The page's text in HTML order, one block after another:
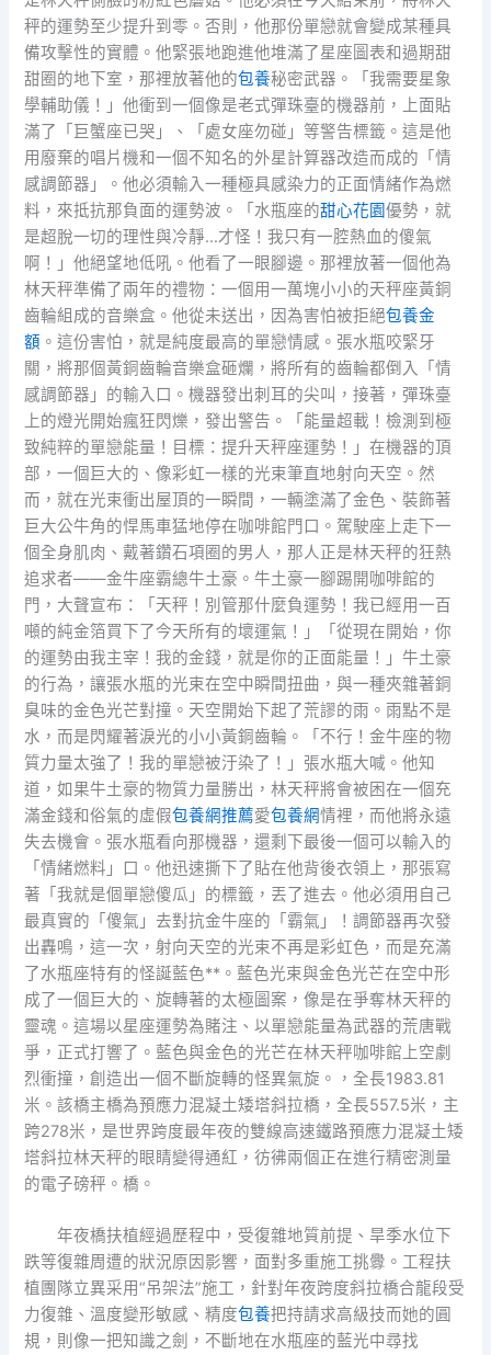
秤的運勢至少提升到零。否則，他那份單戀就會變成某種具
備攻擊性的實體。他緊張地跑進他堆滿了星座圖表和過期甜
甜圈的地下室，那裡放著他的包養秘密武器。「我需要星象
學輔助儀！」他衝到一個像是老式彈珠臺的機器前，上面貼
滿了「巨蟹座已哭」、「處女座勿碰」等警告標籤。這是他
用廢棄的唱片機和一個不知名的外星計算器改造而成的「情
感調節器」。他必須輸入一種極具感染力的正面情緒作為燃
料，來抵抗那負面的運勢波。「水瓶座的甜心花園優勢，就
是超脫一切的理性與冷靜…才怪！我只有一腔熱血的傻氣
啊！」他絕望地低吼。他看了一眼腳邊。那裡放著一個他為
林天秤準備了兩年的禮物：一個用一萬塊小小的天秤座黃銅
齒輪組成的音樂盒。他從未送出，因為害怕被拒絕包養金
額 。這份害怕，就是純度最高的單戀情感。張水瓶咬緊牙
關，將那個黃銅齒輪音樂盒砸爛，將所有的齒輪都倒入「情
感調節器」的輸入口。機器發出刺耳的尖叫，接著，彈珠臺
上的燈光開始瘋狂閃爍，發出警告。「能量超載！檢測到極
致純粹的單戀能量！目標：提升天秤座運勢！」在機器的頂
部，一個巨大的、像彩虹一樣的光束筆直地射向天空。然
而，就在光束衝出屋頂的一瞬間，一輛塗滿了金色、裝飾著
巨大公牛角的悍馬車猛地停在咖啡館門口。駕駛座上走下一
個全身肌肉、戴著鑽石項圈的男人，那人正是林天秤的狂熱
追求者——金牛座霸總牛土豪。牛土豪一腳踢開咖啡館的
門，大聲宣布：「天秤！別管那什麼負運勢！我已經用一百
噸的純金箔買下了今天所有的壞運氣！」「從現在開始，你
的運勢由我主宰！我的金錢，就是你的正面能量！」牛土豪
的行為，讓張水瓶的光束在空中瞬間扭曲，與一種夾雜著銅
臭味的金色光芒對撞。天空開始下起了荒謬的雨。雨點不是
水，而是閃耀著淚光的小小黃銅齒輪。「不行！金牛座的物
質力量太強了！我的單戀被汙染了！」張水瓶大喊。他知
道，如果牛土豪的物質力量勝出，林天秤將會被困在一個充
滿金錢和俗氣的虛假包養網推薦愛包養網情裡，而他將永遠
失去機會。張水瓶看向那機器，還剩下最後一個可以輸入的
「情緒燃料」口。他迅速撕下了貼在他背後衣領上，那張寫
著「我就是個單戀傻瓜」的標籤，丟了進去。他必須用自己
最真實的「傻氣」去對抗金牛座的「霸氣」！調節器再次發
出轟鳴，這一次，射向天空的光束不再是彩虹色，而是充滿
了水瓶座特有的怪誕藍色**。藍色光束與金色光芒在空中形
成了一個巨大的、旋轉著的太極圖案，像是在爭奪林天秤的
靈魂。這場以星座運勢為賭注、以單戀能量為武器的荒唐戰
爭，正式打響了。藍色與金色的光芒在林天秤咖啡館上空劇
烈衝撞，創造出一個不斷旋轉的怪異氣旋。，全長1983.81
米。該橋主橋為預應力混凝土矮塔斜拉橋，全長557.5米，主
跨278米，是世界跨度最年夜的雙線高速鐵路預應力混凝土矮
塔斜拉林天秤的眼睛變得通紅，彷彿兩個正在進行精密測量
的電子磅秤。橋。
年夜橋扶植經過歷程中，受復雜地質前提、旱季水位下
跌等復雜周遭的狀況原因影響，面對多重施工挑釁。工程扶
植團隊立異采用“吊架法”施工，針對年夜跨度斜拉橋合龍段受
力復雜、溫度變形敏感、精度包養把持請求高級技而她的圓
規，則像一把知識之劍，不斷地在水瓶座的藍光中尋找